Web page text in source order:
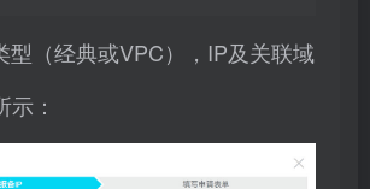
型（经典或VPC），IP及关联域
：